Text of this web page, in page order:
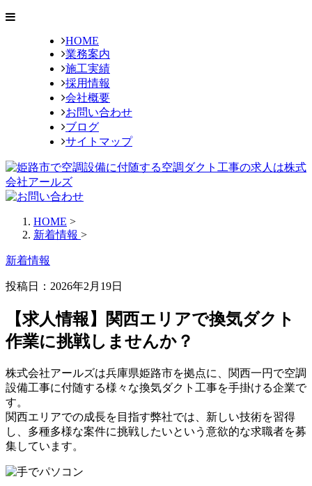
HOME
業務案内
施工実績
採用情報
会社概要
お問い合わせ
ブログ
サイトマップ
HOME >
新着情報 >
新着情報
投稿日：2026年2月19日
【求人情報】関西エリアで換気ダクト
作業に挑戦しませんか？
株式会社アールズは兵庫県姫路市を拠点に、関西一円で空調
設備工事に付随する様々な換気ダクト工事を手掛ける企業で
す。
関西エリアでの成長を目指す弊社では、新しい技術を習得
し、多種多様な案件に挑戦したいという意欲的な求職者を募
集しています。